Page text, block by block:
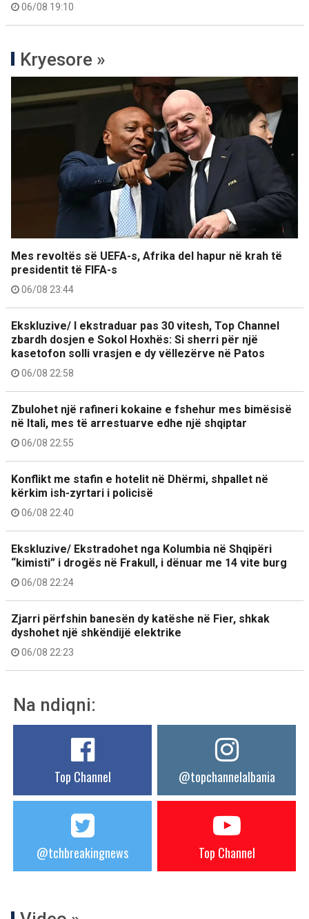
06/08 19:10
Kryesore »
Mes revoltës së UEFA-s, Afrika del hapur në krah të
presidentit të FIFA-s
06/08 23:44
Ekskluzive/ I ekstraduar pas 30 vitesh, Top Channel
zbardh dosjen e Sokol Hoxhës: Si sherri për një
kasetofon solli vrasjen e dy vëllezërve në Patos
06/08 22:58
Zbulohet një rafineri kokaine e fshehur mes bimësisë
në Itali, mes të arrestuarve edhe një shqiptar
06/08 22:55
Konflikt me stafin e hotelit në Dhërmi, shpallet në
kërkim ish-zyrtari i policisë
06/08 22:40
Ekskluzive/ Ekstradohet nga Kolumbia në Shqipëri
“kimisti” i drogës në Frakull, i dënuar me 14 vite burg
06/08 22:24
Zjarri përfshin banesën dy katëshe në Fier, shkak
dyshohet një shkëndijë elektrike
06/08 22:23
Na ndiqni:
Top Channel @topchannelalbania
@tchbreakingnews Top Channel